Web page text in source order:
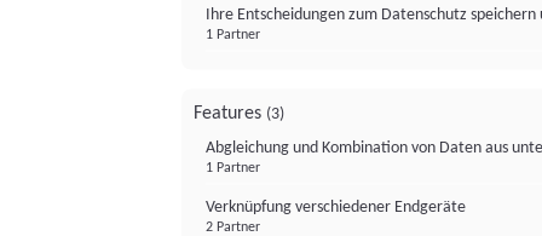
Ihre Entscheidungen zum Datenschutz
1 Partner
Features (3)
Abgleichung und Kombination von Daten aus
1 Partner
Verknüpfung verschiedener Endgeräte
2 Partner